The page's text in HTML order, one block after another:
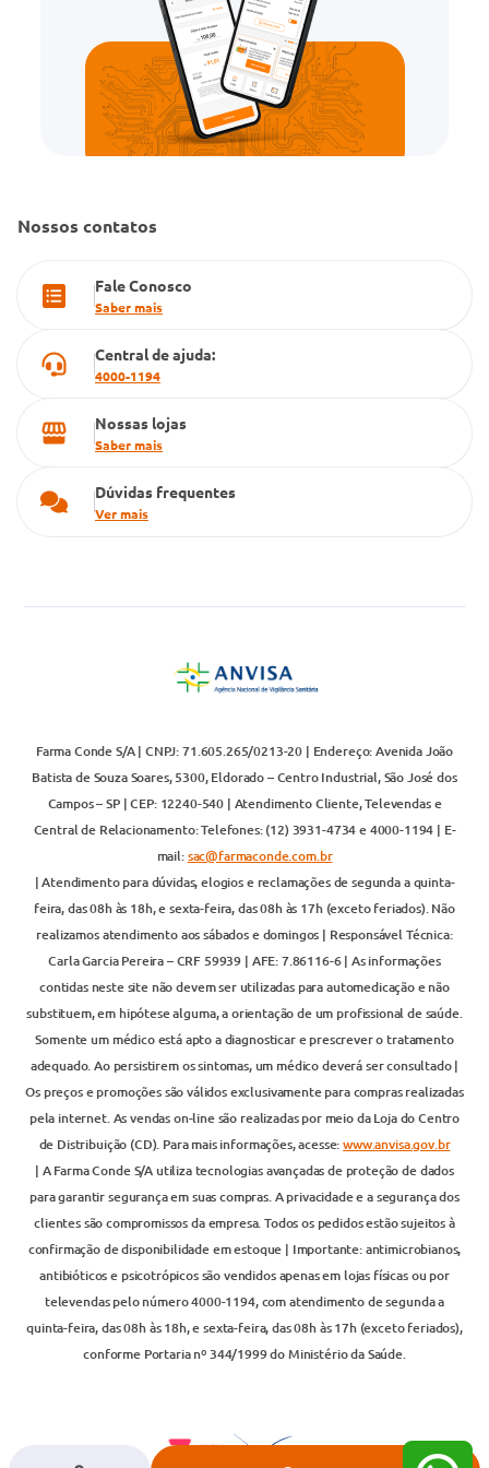
Cartão Grupo Conde
Nossos contatos
Fale Conosco
Saber mais
Central de ajuda:
4000-1194
Nossas lojas
Saber mais
Dúvidas frequentes
Ver mais
Farma Conde S/A | CNPJ: 71.605.265/0213-20 | Endereço: Avenida João
Batista de Souza Soares, 5300, Eldorado – Centro Industrial, São José dos
Campos – SP | CEP: 12240-540 | Atendimento Cliente, Televendas e
Central de Relacionamento: Telefones: (12) 3931-4734 e 4000-1194 | E-
mail:sac@farmaconde.com.br
| Atendimento para dúvidas, elogios e reclamações de segunda a quinta-
feira, das 08h às 18h, e sexta-feira, das 08h às 17h (exceto feriados). Não
realizamos atendimento aos sábados e domingos | Responsável Técnica:
Carla Garcia Pereira – CRF 59939 | AFE: 7.86116-6 | As informações
contidas neste site não devem ser utilizadas para automedicação e não
substituem, em hipótese alguma, a orientação de um profissional de saúde.
Somente um médico está apto a diagnosticar e prescrever o tratamento
adequado. Ao persistirem os sintomas, um médico deverá ser consultado |
Os preços e promoções são válidos exclusivamente para compras realizadas
pela internet. As vendas on-line são realizadas por meio da Loja do Centro
de Distribuição (CD). Para mais informações, acesse:www.anvisa.gov.br
| A Farma Conde S/A utiliza tecnologias avançadas de proteção de dados
para garantir segurança em suas compras. A privacidade e a segurança dos
clientes são compromissos da empresa. Todos os pedidos estão sujeitos à
confirmação de disponibilidade em estoque | Importante: antimicrobianos,
antibióticos e psicotrópicos são vendidos apenas em lojas físicas ou por
televendas pelo número 4000-1194, com atendimento de segunda a
quinta-feira, das 08h às 18h, e sexta-feira, das 08h às 17h (exceto feriados),
conforme Portaria nº 344/1999 do Ministério da Saúde.